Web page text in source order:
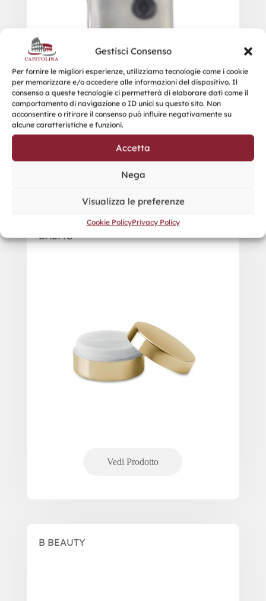
Gestisci Consenso
Per fornire le migliori esperienze, utilizziamo tecnologie come i cookie
per memorizzare e/o accedere alle informazioni del dispositivo. Il
consenso a queste tecnologie ci permetterà di elaborare dati come il
comportamento di navigazione o ID unici su questo sito. Non
acconsentire o ritirare il consenso può influire negativamente su
alcune caratteristiche e funzioni.
Accetta
Nega
Visualizza le preferenze
Cookie PolicyPrivacy Policy
BALMO
B BEAUTY